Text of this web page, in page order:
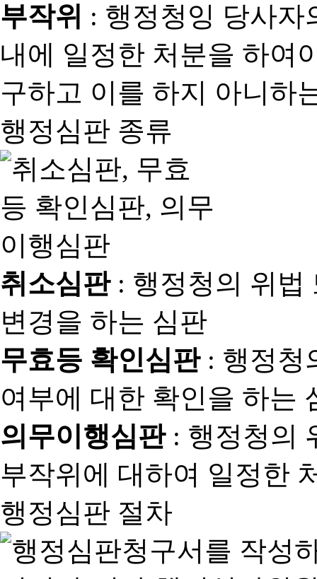
부작위 : 행정청잉 당사자
내에 일정한 처분을 하여
구하고 이를 하지 아니하
행정심판 종류
취소심판: 행정청의 위법
변경을 하는 심판
무효등 확인심판: 행정청
여부에 대한 확인을 하는
의무이행심판: 행정청의
부작위에 대하여 일정한
행정심판 절차